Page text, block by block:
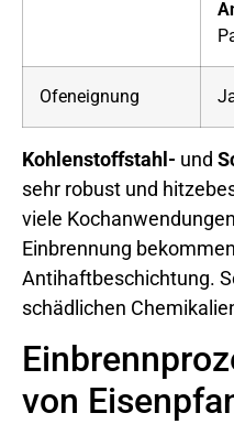
Ofeneignung
Kohlenstoffstahl- und
sehr robust und
viele
Einbrennung
Antihaftbeschichtung.
schädlichen
von